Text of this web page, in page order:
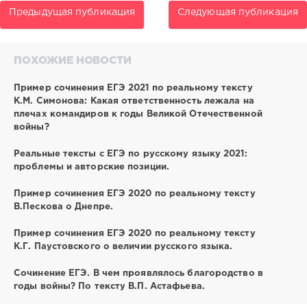
Предыдущая публикация Следующая публикация
ПОХОЖИЕ НОВОСТИ
Пример сочинения ЕГЭ 2021 по реальному тексту
К.М. Симонова: Какая ответственность лежала на
плечах командиров к годы Великой Отечественной
войны?
Реальные тексты с ЕГЭ по русскому языку 2021:
проблемы и авторские позиции.
Пример сочинения ЕГЭ 2020 по реальному тексту
В.Пескова о Днепре.
Пример сочинения ЕГЭ 2020 по реальному тексту
К.Г. Паустовского о величии русского языка.
Сочинение ЕГЭ. В чем проявлялось благородство в
годы войны? По тексту В.П. Астафьева.